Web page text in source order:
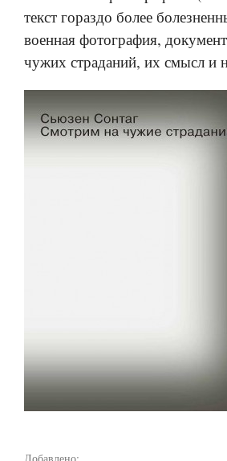
текст гораздо более
военная фотография,
чужих страданий, их смысл и